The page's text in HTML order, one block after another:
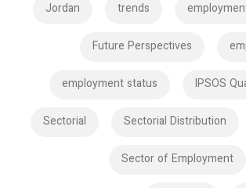
trends
Jordan
Future Perspectives
IPSOS
employment status
Sectorial Distribution
Sectorial
Sector of Employment